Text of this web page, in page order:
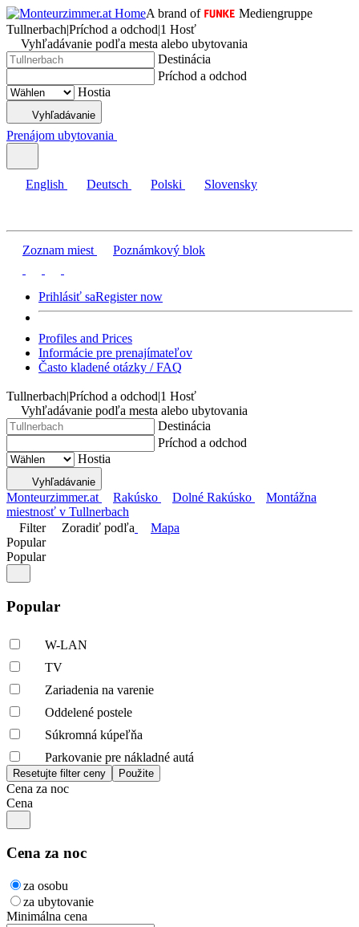
A brand of
Mediengruppe
Tullnerbach|Príchod a odchod|1 Hosť
Vyhľadávanie podľa mesta alebo ubytovania
Destinácia
Príchod a odchod
Hostia
Vyhľadávanie
Prenájom ubytovania
English Deutsch Polski Slovensky
Zoznam miest Poznámkový blok
Prihlásiť saRegister now
Profiles and Prices
Informácie pre prenajímateľov
Často kladené otázky / FAQ
Tullnerbach|Príchod a odchod|1 Hosť
Vyhľadávanie podľa mesta alebo ubytovania
Destinácia
Príchod a odchod
Hostia
Vyhľadávanie
Monteurzimmer.at Rakúsko Dolné Rakúsko
Montážna
miestnosť v Tullnerbach
Filter
Zoradiť podľa
Mapa
Popular
Popular
Popular
W-LAN
TV
Zariadenia na varenie
Oddelené postele
Súkromná kúpeľňa
Parkovanie pre nákladné autá
Cena za noc
Cena
Cena za noc
za osobu
za ubytovanie
Minimálna cena